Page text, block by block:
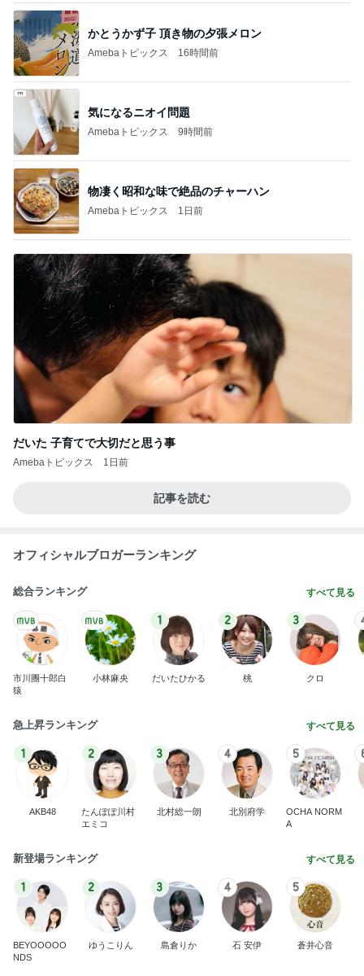
かとうかず子 頂き物の夕張メロン
Amebaトピックス 16時間前
気になるニオイ問題
Amebaトピックス 9時間前
物凄く昭和な味で絶品のチャーハン
Amebaトピックス 1日前
だいた 子育てで大切だと思う事
Amebaトピックス 1日前
記事を読む
オフィシャルブロガーランキング
総合ランキング すべて見る
市川團十郎白
猿
小林麻央
1
だいたひかる
2
桃
3
クロ
急上昇ランキング すべて見る
1
AKB48
2
たんぽぽ川村
エミコ
3
北村総一朗
4
北別府学
5
OCHA NORM
A
新登場ランキング すべて見る
1
BEYOOOOO
NDS
2
ゆうこりん
3
島倉りか
4
石 安伊
5
蒼井心音